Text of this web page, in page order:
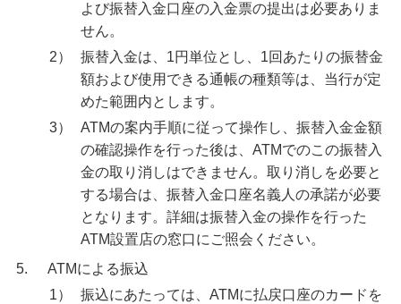
よび振替入金口座の入金票の提出は必要ありま
せん。
2）
振替入金は、1円単位とし、1回あたりの振替金
額および使用できる通帳の種類等は、当行が定
めた範囲内とします。
3）
ATMの案内手順に従って操作し、振替入金金額
の確認操作を行った後は、ATMでのこの振替入
金の取り消しはできません。取り消しを必要と
する場合は、振替入金口座名義人の承諾が必要
となります。詳細は振替入金の操作を行った
ATM設置店の窓口にご照会ください。
5.
ATMによる振込
1）
振込にあたっては、ATMに払戻口座のカードを